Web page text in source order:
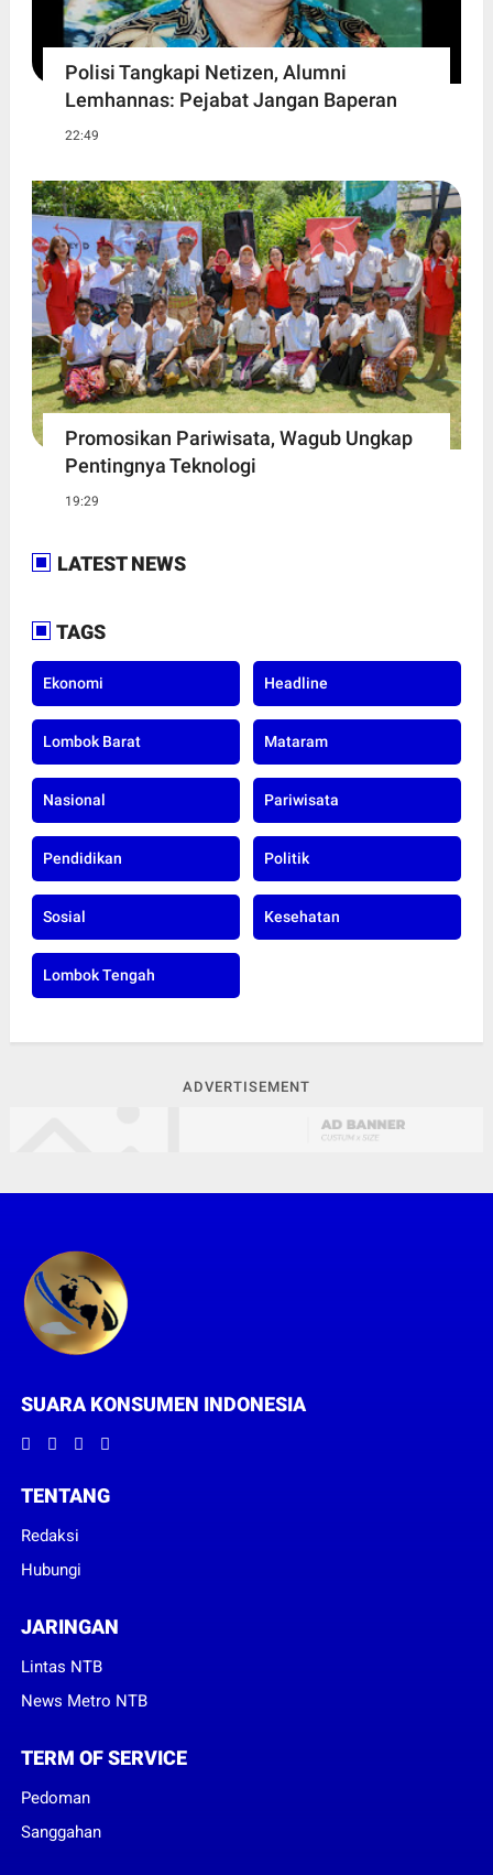
Polisi Tangkapi Netizen, Alumni
Lemhannas: Pejabat Jangan Baperan
22:49
Promosikan Pariwisata, Wagub Ungkap
Pentingnya Teknologi
19:29
LATEST NEWS
TAGS
Ekonomi Headline
Lombok Barat Mataram
Nasional Pariwisata
Pendidikan Politik
Sosial Kesehatan
Lombok Tengah
ADVERTISEMENT
SUARA KONSUMEN INDONESIA
TENTANG
Redaksi
Hubungi
JARINGAN
Lintas NTB
News Metro NTB
TERM OF SERVICE
Pedoman
Sanggahan